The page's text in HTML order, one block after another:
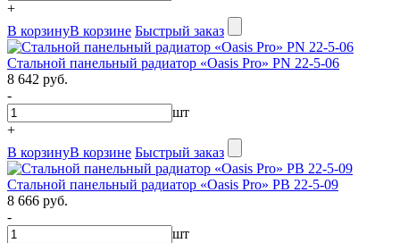
+
В корзинуВ корзине Быстрый заказ
Стальной панельный радиатор «Oasis Pro» PN 22-5-06
8 642 руб.
-
шт
+
В корзинуВ корзине Быстрый заказ
Стальной панельный радиатор «Oasis Pro» PB 22-5-09
8 666 руб.
-
шт